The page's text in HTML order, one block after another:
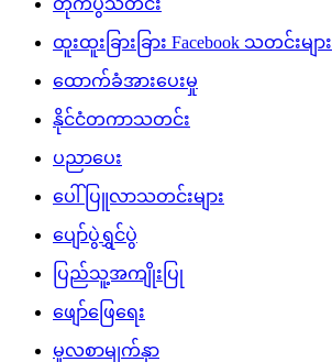
ထူးထူးခြားခြား Facebook သတင်းများ
ထောက်ခံအားပေးမှု
နိုင်ငံတကာသတင်း
ပညာပေး
ပေါ်ပြူလာသတင်းများ
ပျော်ပွဲရွှင်ပွဲ
ပြည်သူ့အကျိုးပြု
ဖျော်ဖြေရေး
မူလစာမျက်နှာ